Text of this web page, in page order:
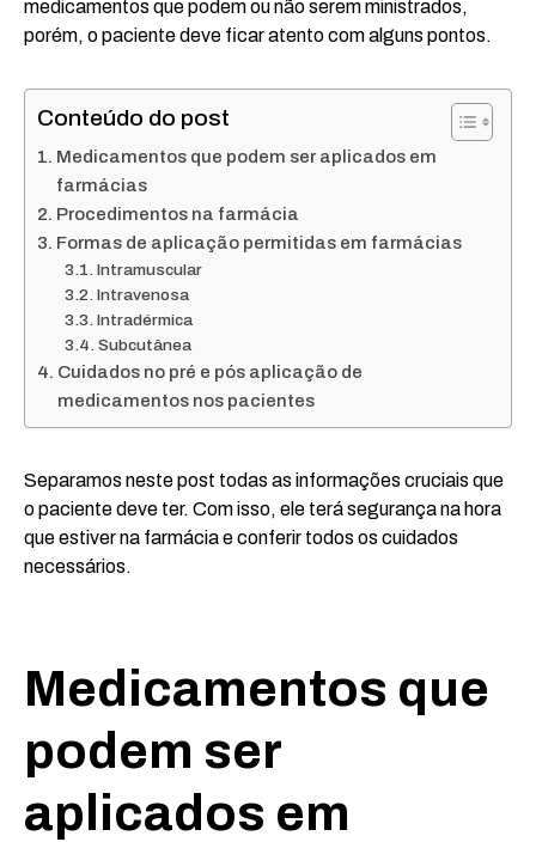
medicamentos que podem ou não serem ministrados,
porém, o paciente deve ficar atento com alguns pontos.
Conteúdo do post
Medicamentos que podem ser aplicados em
farmácias
Procedimentos na farmácia
Formas de aplicação permitidas em farmácias
Intramuscular
Intravenosa
Intradérmica
Subcutânea
Cuidados no pré e pós aplicação de
medicamentos nos pacientes
Separamos neste post todas as informações cruciais que
o paciente deve ter. Com isso, ele terá segurança na hora
que estiver na farmácia e conferir todos os cuidados
necessários.
Medicamentos que
podem ser
aplicados em